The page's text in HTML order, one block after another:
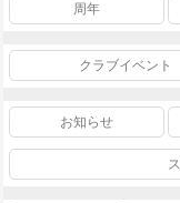
周年
クラブイベント
お知らせ